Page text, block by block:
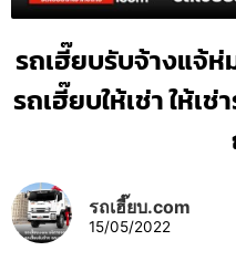
รถเฮี๊ยบรับจ้างแจ้ห่
รถเฮี๊ยบให้เช่า ให้เ
รถเฮี๊ยบ.com
15/05/2022